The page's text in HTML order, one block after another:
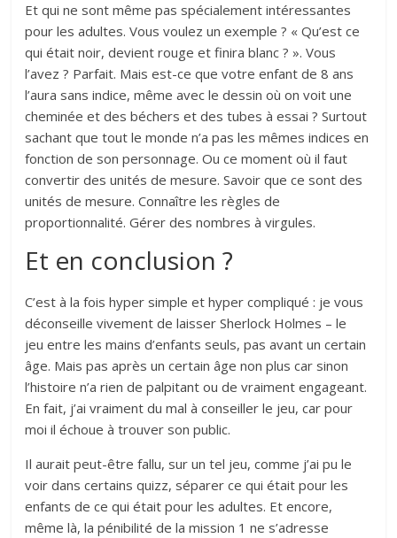
Et qui ne sont même pas spécialement intéressantes
pour les adultes. Vous voulez un exemple ? « Qu’est ce
qui était noir, devient rouge et finira blanc ? ». Vous
l’avez ? Parfait. Mais est-ce que votre enfant de 8 ans
l’aura sans indice, même avec le dessin où on voit une
cheminée et des béchers et des tubes à essai ? Surtout
sachant que tout le monde n’a pas les mêmes indices en
fonction de son personnage. Ou ce moment où il faut
convertir des unités de mesure. Savoir que ce sont des
unités de mesure. Connaître les règles de
proportionnalité. Gérer des nombres à virgules.
Et en conclusion ?
C’est à la fois hyper simple et hyper compliqué : je vous
déconseille vivement de laisser Sherlock Holmes – le
jeu entre les mains d’enfants seuls, pas avant un certain
âge. Mais pas après un certain âge non plus car sinon
l’histoire n’a rien de palpitant ou de vraiment engageant.
En fait, j’ai vraiment du mal à conseiller le jeu, car pour
moi il échoue à trouver son public.
Il aurait peut-être fallu, sur un tel jeu, comme j’ai pu le
voir dans certains quizz, séparer ce qui était pour les
enfants de ce qui était pour les adultes. Et encore,
même là, la pénibilité de la mission 1 ne s’adresse